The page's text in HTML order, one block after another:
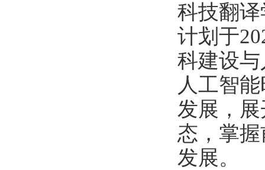
科技翻
计划于
科建设
人工智
发展，
态，掌
发展。